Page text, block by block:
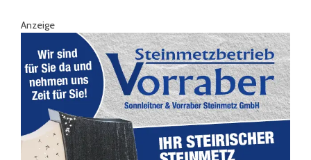
Anzeige